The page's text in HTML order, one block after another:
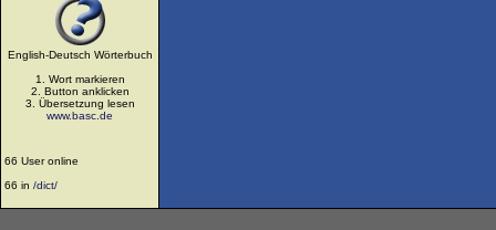
English-Deutsch Wörterbuch
1. Wort markieren
2. Button anklicken
3. Übersetzung lesen
www.basc.de
66 User online
66 in /dict/